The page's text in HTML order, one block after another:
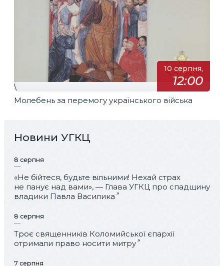
10 серпня,
12:00
\
Молебень за перемогу українського війська
Новини УГКЦ
8 серпня
«Не бійтеся, будьте вільними! Нехай страх
не панує над вами», — Глава УГКЦ про спадщину
владики Павла Василика
8 серпня
Троє священників Коломийської єпархії
отримали право носити митру
7 серпня